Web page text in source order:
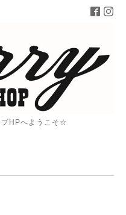
プHPへようこそ☆